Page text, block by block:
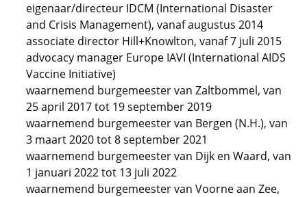
eigenaar/directeur IDCM (International Disaster
and Crisis Management), vanaf augustus 2014
associate director Hill+Knowlton, vanaf 7 juli 2015
advocacy manager Europe IAVI (International AIDS
Vaccine Initiative)
waarnemend burgemeester van Zaltbommel, van
25 april 2017 tot 19 september 2019
waarnemend burgemeester van Bergen (N.H.), van
3 maart 2020 tot 8 september 2021
waarnemend burgemeester van Dijk en Waard, van
1 januari 2022 tot 13 juli 2022
waarnemend burgemeester van Voorne aan Zee,